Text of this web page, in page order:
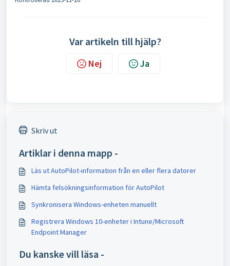
Var artikeln till hjälp?
Nej Ja
Skriv ut
Artiklar i denna mapp -
Läs ut AutoPilot-information från en eller flera datorer
Hämta felsökningsinformation för AutoPilot
Synkronisera Windows-enheten manuellt
Registrera Windows 10-enheter i Intune/Microsoft
Endpoint Manager
Du kanske vill läsa -